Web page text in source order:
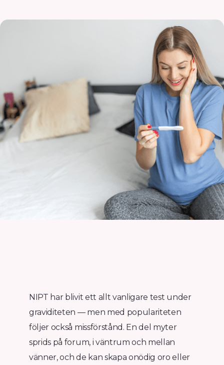
NIPT har blivit ett allt vanligare test under
graviditeten — men med populariteten
följer också missförstånd. En del myter
sprids på forum, i väntrum och mellan
vänner, och de kan skapa onödig oro eller